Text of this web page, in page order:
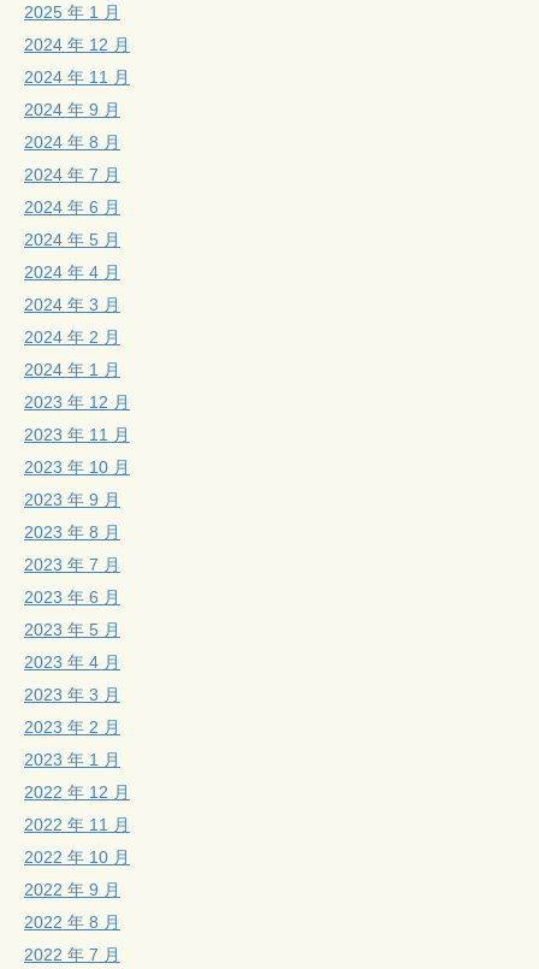
2025 年 1 月
2024 年 12 月
2024 年 11 月
2024 年 9 月
2024 年 8 月
2024 年 7 月
2024 年 6 月
2024 年 5 月
2024 年 4 月
2024 年 3 月
2024 年 2 月
2024 年 1 月
2023 年 12 月
2023 年 11 月
2023 年 10 月
2023 年 9 月
2023 年 8 月
2023 年 7 月
2023 年 6 月
2023 年 5 月
2023 年 4 月
2023 年 3 月
2023 年 2 月
2023 年 1 月
2022 年 12 月
2022 年 11 月
2022 年 10 月
2022 年 9 月
2022 年 8 月
2022 年 7 月